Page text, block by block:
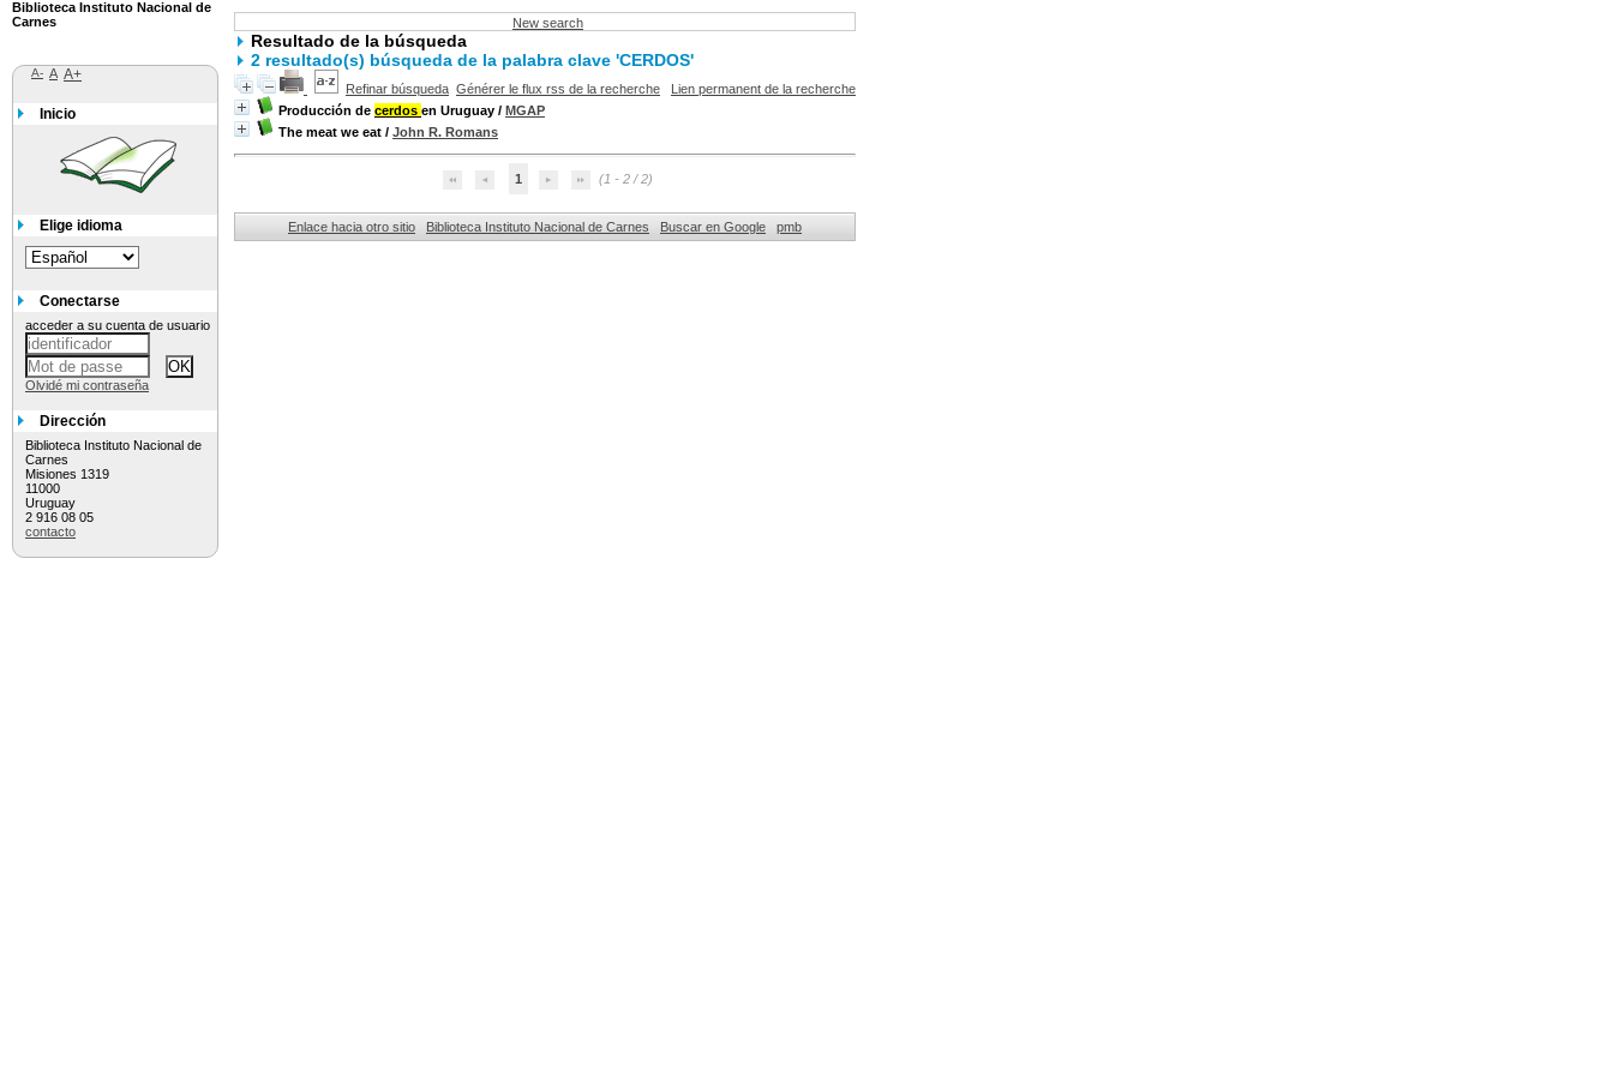
New search
Resultado de la búsqueda
2 resultado(s) búsqueda de la palabra clave 'CERDOS'
Refinar búsqueda Générer le flux rss de la recherche
Lien permanent de la recherche
Producción de cerdos en Uruguay / MGAP
The meat we eat / John R. Romans
1 (1 - 2 / 2)
Enlace hacia otro sitio Biblioteca Instituto Nacional de Carnes Buscar en Google pmb
Biblioteca Instituto Nacional de
Carnes
A- A A+
Inicio
Elige idioma
Conectarse
acceder a su cuenta de usuario
Olvidé mi contraseña
Dirección
Biblioteca Instituto Nacional de
Carnes
Misiones 1319
11000
Uruguay
2 916 08 05
contacto